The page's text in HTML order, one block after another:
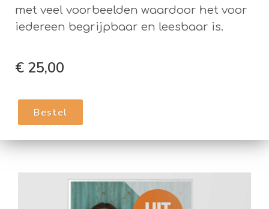
met veel voorbeelden waardoor het voor
iedereen begrijpbaar en leesbaar is.
€ 25,00
Bestel